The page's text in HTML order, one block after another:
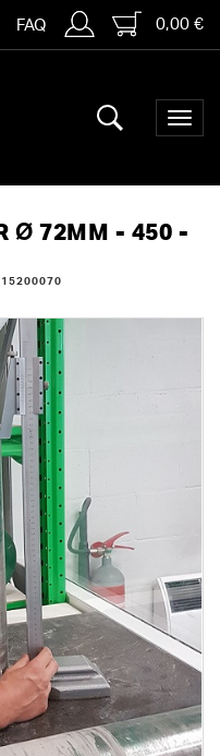
FAQ 0,00 €
Ø 72MM - 450 -